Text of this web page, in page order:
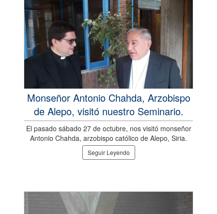
Monseñor Antonio Chahda, Arzobispo
de Alepo, visitó nuestro Seminario.
El pasado sábado 27 de octubre, nos visitó monseñor
Antonio Chahda, arzobispo católico de Alepo, Siria.
Seguir Leyendo